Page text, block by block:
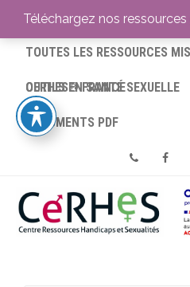
ACCUEIL
TOUTES LES RESSOURCES
CERHES® FRANCE
OUTILS EN SANTÉ SEXUELLE
DOCUMENTS PDF
Phone
Téléchargez nos